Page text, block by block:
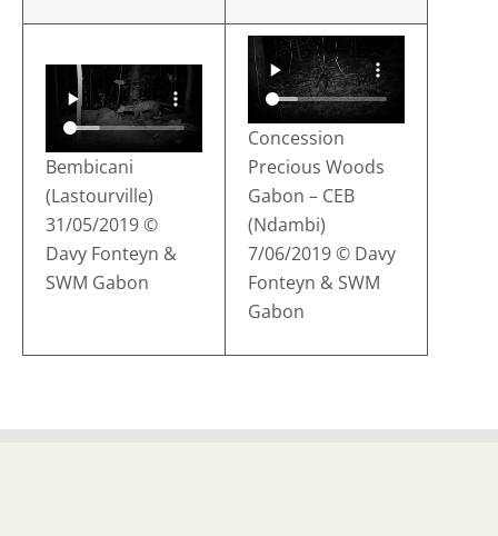
Bembicani
(Lastourville)
31/05/2019 ©
Davy Fonteyn &
SWM Gabon
Concession
Precious Woods
Gabon – CEB
(Ndambi)
7/06/2019 © Davy
Fonteyn & SWM
Gabon